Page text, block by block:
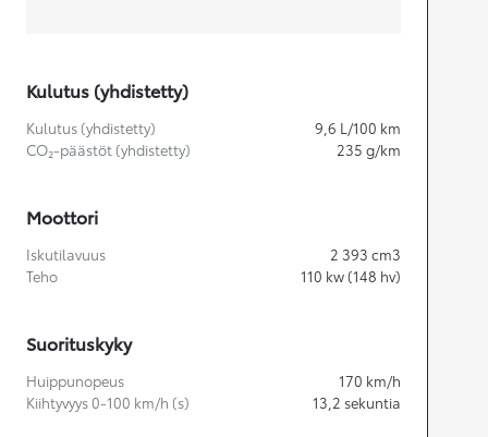
Kulutus (yhdistetty)
Kulutus (yhdistetty) 9,6 L/100 km
CO₂-päästöt (yhdistetty)
235 g/km
Moottori
Iskutilavuus 2 393 cm3
Teho
110 kw (148 hv)
Suorituskyky
Huippunopeus 170 km/h
Kiihtyvyys 0-100 km/h (s)
13,2 sekuntia